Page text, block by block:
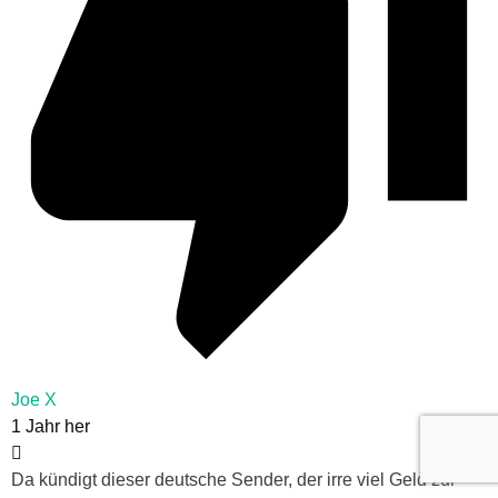
Joe X
1 Jahr her
Da kündigt dieser deutsche Sender, der irre viel Geld zur